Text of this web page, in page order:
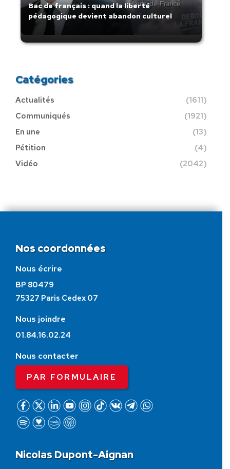
Bac de français : quand la liberté
pédagogique devient abandon culturel
Catégories
Actualités
(1611)
Communiqués
(1921)
En une
(13)
Pétition
(4)
Vidéo
(2042)
Nos coordonnées
Nous écrire
BP 80479
75327 Paris Cedex 07
Nous joindre
01.84.16.02.24
Nous contacter
PAR FORMULAIRE
Nicolas Dupont-Aignan